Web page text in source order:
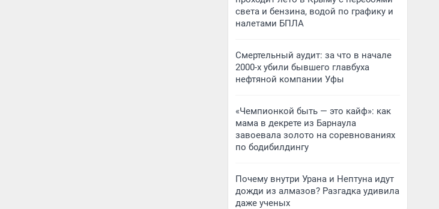
света и бензина, водой по графику и
налетами БПЛА
Смертельный аудит: за что в начале
2000-х убили бывшего главбуха
нефтяной компании Уфы
«Чемпионкой быть — это кайф»: как
мама в декрете из Барнаула
завоевала золото на соревнованиях
по бодибилдингу
Почему внутри Урана и Нептуна идут
дожди из алмазов? Разгадка удивила
даже ученых